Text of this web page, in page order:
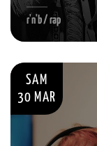
r'n'b / rap
SAM
30 MAR